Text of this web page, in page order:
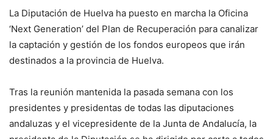
La Diputación de Huelva ha puesto en marcha la Oficina
‘Next Generation’ del Plan de Recuperación para canalizar
la captación y gestión de los fondos europeos que irán
destinados a la provincia de Huelva.
Tras la reunión mantenida la pasada semana con los
presidentes y presidentas de todas las diputaciones
andaluzas y el vicepresidente de la Junta de Andalucía, la